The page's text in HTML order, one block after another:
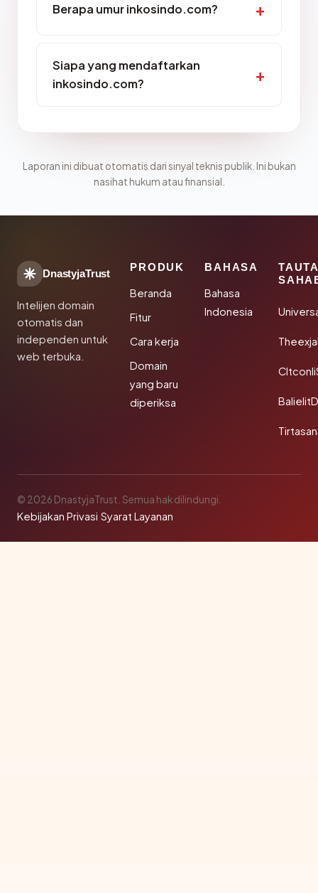
Berapa umur inkosindo.com?
Siapa yang mendaftarkan
inkosindo.com?
Laporan ini dibuat otomatis dari sinyal teknis publik. Ini bukan
nasihat hukum atau finansial.
DnastyjaTrust
Intelijen domain
otomatis dan
independen untuk
web terbuka.
PRODUK
Beranda
Fitur
Cara kerja
Domain
yang baru
diperiksa
BAHASA
Bahasa
Indonesia
© 2026 DnastyjaTrust. Semua hak dilindungi.
Kebijakan Privasi·Syarat Layanan